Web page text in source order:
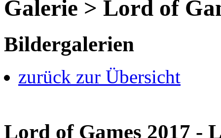
Galerie > Lord of
Bildergalerien
zurück zur Übersicht
Lord of Games 2017 -